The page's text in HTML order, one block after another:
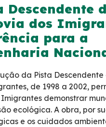
Conosco
Descendente
dos
para a
da Pista
de 1998 a 2002,
Imigrantes demonstrar
ecológica. A obra, por
e os cuidados